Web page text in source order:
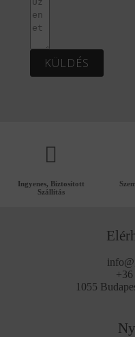
KÜLDÉS
Ingyenes, Biztosított
Szállítás
+36
1055